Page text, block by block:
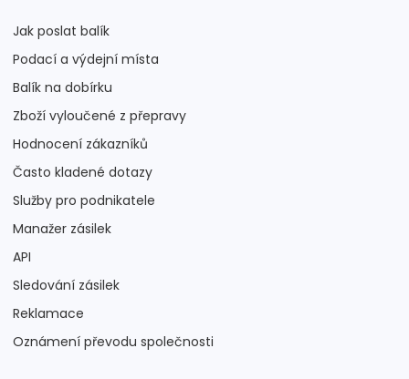
Jak poslat balík
Podací a výdejní místa
Balík na dobírku
Zboží vyloučené z přepravy
Hodnocení zákazníků
Často kladené dotazy
Služby pro podnikatele
Manažer zásilek
API
Sledování zásilek
Reklamace
Oznámení převodu společnosti